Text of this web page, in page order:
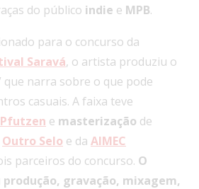
do público indie e MPB.
para o concurso da
Saravá, o artista produziu o
que narra sobre o que pode
casuais. A faixa teve
Pfutzen e masterização de
Outro Selo e da AIMEC
parceiros do concurso. O
produção, gravação, mixagem,